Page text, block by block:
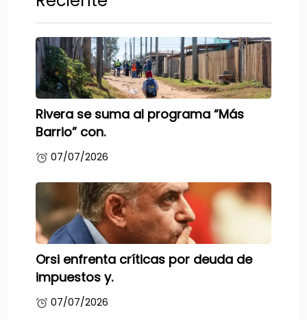
Rivera se suma al programa “Más
Barrio” con.
07/07/2026
Orsi enfrenta críticas por deuda de
impuestos y.
07/07/2026